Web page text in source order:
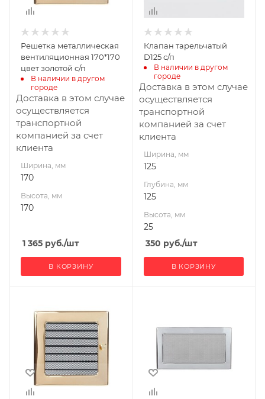
Решетка металлическая
вентиляционная 170*170
цвет золотой с/п
В наличии в другом
городе
Доставка в этом случае
осуществляется
транспортной
компанией за счет
клиента
Ширина, мм
170
Высота, мм
170
1 365 руб./шт
В КОРЗИНУ
Клапан тарельчатый
D125 с/п
В наличии в другом
городе
Доставка в этом случае
осуществляется
транспортной
компанией за счет
клиента
Ширина, мм
125
Глубина, мм
125
Высота, мм
25
350 руб./шт
В КОРЗИНУ
Высота, мм Высота, мм